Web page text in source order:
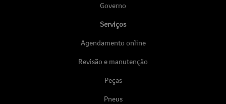
Governo
Serviços
Agendamento online
Revisão e manutenção
Peças
Pneus